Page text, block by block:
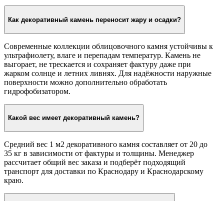
Как декоративный камень переносит жару и осадки?
Современные коллекции облицовочного камня устойчивы к
ультрафиолету, влаге и перепадам температур. Камень не
выгорает, не трескается и сохраняет фактуру даже при
жарком солнце и летних ливнях. Для надёжности наружные
поверхности можно дополнительно обработать
гидрофобизатором.
Какой вес имеет декоративный камень?
Средний вес 1 м2 декоративного камня составляет от 20 до
35 кг в зависимости от фактуры и толщины. Менеджер
рассчитает общий вес заказа и подберёт подходящий
транспорт для доставки по Краснодару и Краснодарскому
краю.